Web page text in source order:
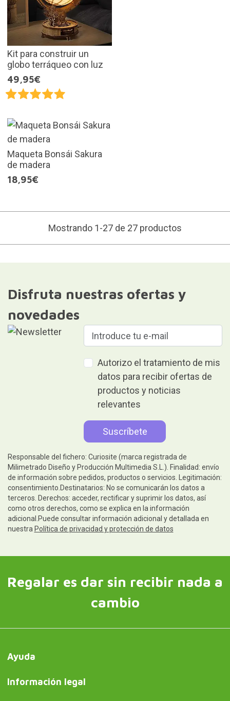
Kit para construir un
globo terráqueo con luz
49,95€
Maqueta Bonsái Sakura
de madera
18,95€
Mostrando 1-27 de 27 productos
Disfruta nuestras ofertas y
novedades
Autorizo el tratamiento de mis
datos para recibir ofertas de
productos y noticias
relevantes
Responsable del fichero: Curiosite (marca registrada de
Milimetrado Diseño y Producción Multimedia S.L.). Finalidad: envío
de información sobre pedidos, productos o servicios. Legitimación:
consentimiento.Destinatarios: No se comunicarán los datos a
terceros. Derechos: acceder, rectificar y suprimir los datos, así
como otros derechos, como se explica en la información
adicional.Puede consultar información adicional y detallada en
nuestra Política de privacidad y protección de datos
Regalar es dar sin recibir nada a
cambio
Ayuda
Información legal